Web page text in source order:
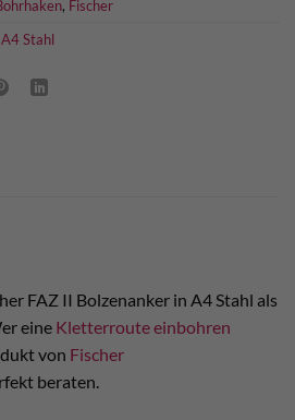
, Fischer
A4 Stahl
FAZ II Bolzenanker in A4 Stahl als
eine Kletterroute einbohren
von Fischer
beraten.